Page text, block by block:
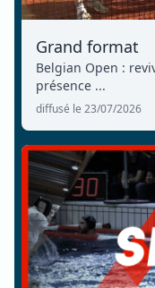
Grand format
Belgian Open :
présence ...
diffusé le 23/07/2026